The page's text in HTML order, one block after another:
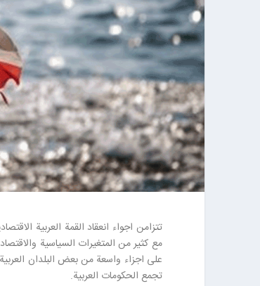
تتزامن اجواء انعقاد القمة العربية
مع كثير من المتغيرات السياسية
على اجزاء واسعة من بعض البلدان
تجمع الحكومات العربية.